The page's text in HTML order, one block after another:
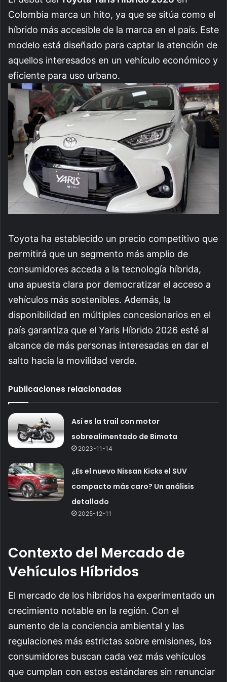
Colombia marca un hito, ya que se sitúa como el
híbrido más accesible de la marca en el país. Este
modelo está diseñado para captar la atención de
aquellos interesados en un vehículo económico y
eficiente para uso urbano.
Toyota ha establecido un precio competitivo que
permitirá que un segmento más amplio de
consumidores acceda a la tecnología híbrida,
una apuesta clara por democratizar el acceso a
vehículos más sostenibles. Además, la
disponibilidad en múltiples concesionarios en el
país garantiza que el Yaris Híbrido 2026 esté al
alcance de más personas interesadas en dar el
salto hacia la movilidad verde.
Publicaciones relacionadas
Así es la trail con motor
sobrealimentado de Bimota
2023-11-14
¿Es el nuevo Nissan Kicks el SUV
compacto más caro? Un análisis
detallado
2025-12-11
Contexto del Mercado de
Vehículos Híbridos
El mercado de los híbridos ha experimentado un
crecimiento notable en la región. Con el
aumento de la conciencia ambiental y las
regulaciones más estrictas sobre emisiones, los
consumidores buscan cada vez más vehículos
que cumplan con estos estándares sin renunciar